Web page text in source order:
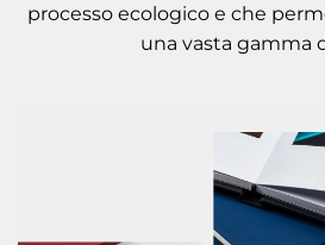
processo ecologico e che
una vasta gamma